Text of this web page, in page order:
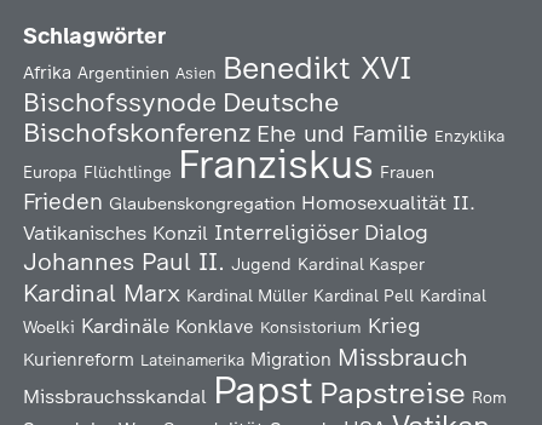
Schlagwörter
Afrika Argentinien Asien Benedikt XVI
Bischofssynode Deutsche
Bischofskonferenz Ehe und Familie Enzyklika
Europa Flüchtlinge Franziskus Frauen
Frieden Glaubenskongregation Homosexualität II.
Vatikanisches Konzil Interreligiöser Dialog
Johannes Paul II. Jugend Kardinal Kasper
Kardinal Marx Kardinal Müller Kardinal Pell Kardinal
Woelki Kardinäle Konklave Konsistorium Krieg
Kurienreform Lateinamerika Migration Missbrauch
Missbrauchsskandal Papst Papstreise Rom